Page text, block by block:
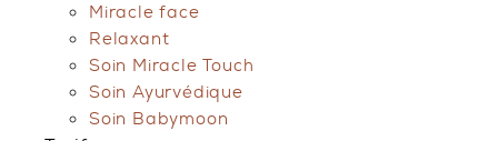
Miracle face
Relaxant
Soin Miracle Touch
Soin Ayurvédique
Soin Babymoon